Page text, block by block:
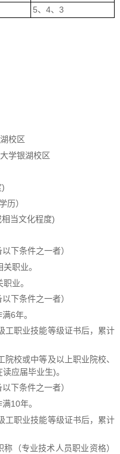
5、4、3
校区
学银湖校区
)
历）
当文化程度)
下条件之一者）
职业。
业。
下条件之一者）
6年。
工职业技能等级证书后，累计
院校或中等及以上职业院校、
应届毕业生)。
下条件之一者）
10年。
工职业技能等级证书后，累计
（专业技术人员职业资格）